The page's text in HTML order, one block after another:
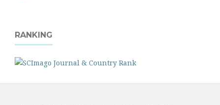
RANKING